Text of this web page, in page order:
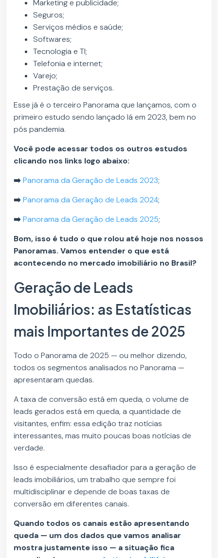
Marketing e publicidade;
Seguros;
Serviços médios e saúde;
Softwares;
Tecnologia e TI;
Telefonia e internet;
Varejo;
Prestação de serviços.
Esse já é o terceiro Panorama que lançamos, com o
primeiro estudo sendo lançado lá em 2023, bem no
pós pandemia.
Você pode acessar todos os outros estudos
clicando nos links logo abaixo:
➡️ Panorama da Geração de Leads 2023;
➡️Panorama da Geração de Leads 2024;
➡️Panorama da Geração de Leads 2025;
Bom, isso é tudo o que rolou até hoje nos nossos
Panoramas. Vamos entender o que está
acontecendo no mercado imobiliário no Brasil?
Geração de Leads
Imobiliários: as Estatísticas
mais Importantes de 2025
Todo o Panorama de 2025 — ou melhor dizendo,
todos os segmentos analisados no Panorama —
apresentaram quedas.
A taxa de conversão está em queda, o volume de
leads gerados está em queda, a quantidade de
visitantes, enfim: essa edição traz notícias
interessantes, mas muito poucas boas notícias de
verdade.
Isso é especialmente desafiador para a geração de
leads imobiliários, um trabalho que sempre foi
multidisciplinar e depende de boas taxas de
conversão em diferentes canais.
Quando todos os canais estão apresentando
queda — um dos dados que vamos analisar
mostra justamente isso — a situação fica